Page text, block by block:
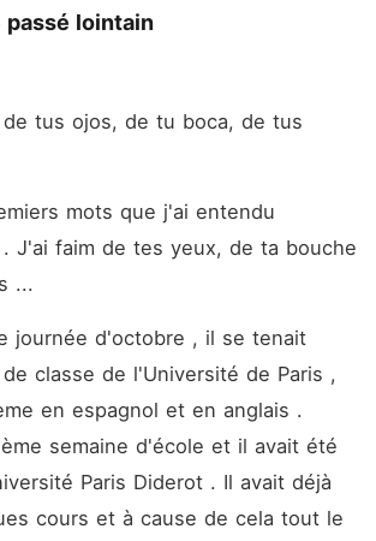
s'est pas rendu compte que
s'attendait jamais à sa
proposition indécente de 30
jours ... Forcée de faire tout
régre dans une incendie .
de la romance ou de la
vengeance , elle ne peut pas
s'empêcher de vouloir
donner à leur relation une
de Célia se retournera-t-il
contre elle ou conduira-t-il à
une vie de luxure ?
passé lointain
de tus ojos, de tu boca, de tus
mots que j'ai entendu
J'ai faim de tes yeux, de ta bouche
...
journée d'octobre , il se tenait
classe de l'Université de Paris ,
en espagnol et en anglais .
semaine d'école et il avait été
Paris Diderot . Il avait déjà
cours et à cause de cela tout le